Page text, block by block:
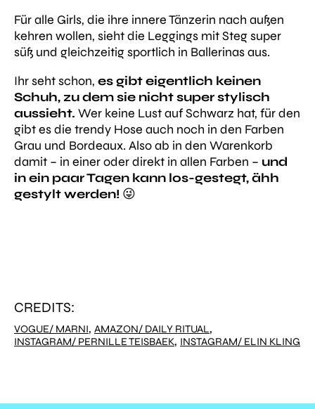
Für alle Girls, die ihre innere Tänzerin nach außen
kehren wollen, sieht die Leggings mit Steg super
süß und gleichzeitig sportlich in Ballerinas aus.
Ihr seht schon, es gibt eigentlich keinen
Schuh, zu dem sie nicht super stylisch
aussieht. Wer keine Lust auf Schwarz hat, für den
gibt es die trendy Hose auch noch in den Farben
Grau und Bordeaux. Also ab in den Warenkorb
damit – in einer oder direkt in allen Farben – und
in ein paar Tagen kann los-gestegt, ähh
gestylt werden! 😜
CREDITS:
VOGUE/ MARNI, AMAZON/ DAILY RITUAL,
INSTAGRAM/ PERNILLE TEISBAEK, INSTAGRAM/ ELIN KLING